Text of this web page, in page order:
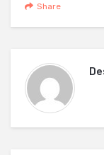
Share